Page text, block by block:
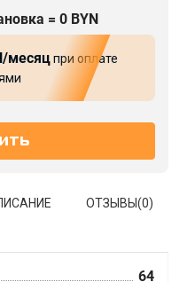
= 0 BYN
месяцпри оплате
ОТЗЫВЫ(0)
64